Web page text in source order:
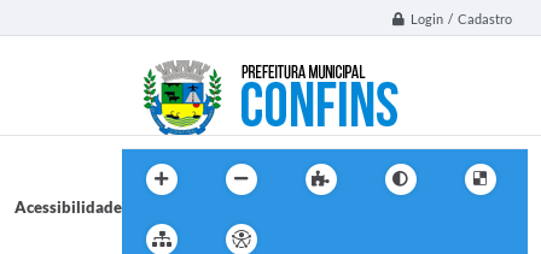
Login / Cadastro
Acessibilidade